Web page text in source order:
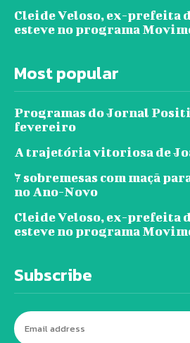
Cleide Veloso, ex-prefeita
esteve no programa
Most popular
Programas do Jornal
fevereiro
A trajetória vitoriosa de
7 sobremesas com maçã
no Ano-Novo
Cleide Veloso, ex-prefeita
esteve no programa
Subscribe